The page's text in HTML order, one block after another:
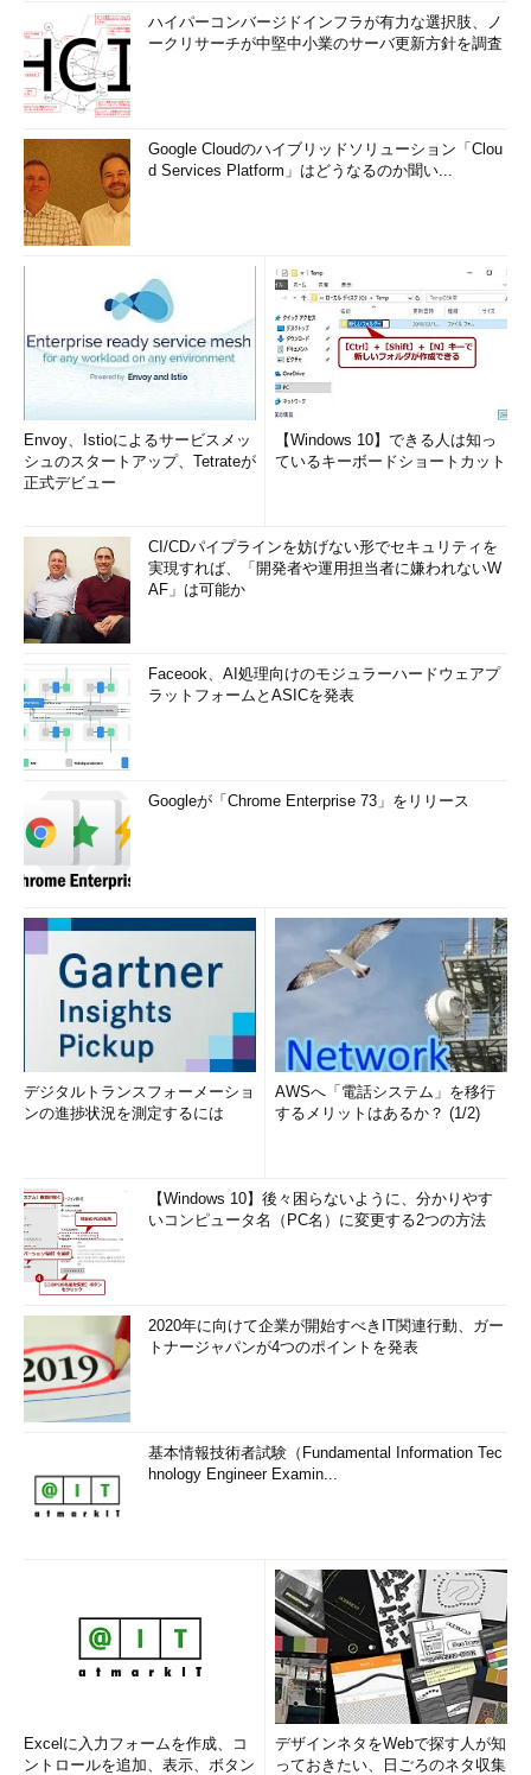
ハイパーコンバージドインフラが有力な選択肢、ノ
ークリサーチが中堅中小業のサーバ更新方針を調査
Google Cloudのハイブリッドソリューション「Clou
d Services Platform」はどうなるのか聞い...
Envoy、Istioによるサービスメッ
シュのスタートアップ、Tetrateが
正式デビュー
【Windows 10】できる人は知っ
ているキーボードショートカット
CI/CDパイプラインを妨げない形でセキュリティを
実現すれば、「開発者や運用担当者に嫌われないW
AF」は可能か
Faceook、AI処理向けのモジュラーハードウェアプ
ラットフォームとASICを発表
Googleが「Chrome Enterprise 73」をリリース
デジタルトランスフォーメーショ
ンの進捗状況を測定するには
AWSへ「電話システム」を移行
するメリットはあるか？ (1/2)
【Windows 10】後々困らないように、分かりやす
いコンピュータ名（PC名）に変更する2つの方法
2020年に向けて企業が開始すべきIT関連行動、ガー
トナージャパンが4つのポイントを発表
基本情報技術者試験（Fundamental Information Tec
hnology Engineer Examin...
Excelに入力フォームを作成、コ
ントロールを追加、表示、ボタン
デザインネタをWebで探す人が知
っておきたい、日ごろのネタ収集